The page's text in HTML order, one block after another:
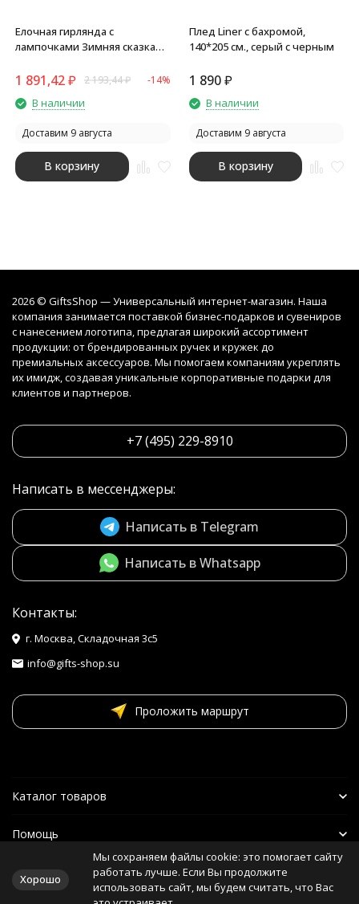
Елочная гирлянда с
лампочками Зимняя сказка
коробка с наполнителем-
1 891,42₽ 2 193,44₽ -14%
В наличии
Доставим 9 августа
В корзину
Плед Liner с бахромой,
140*205 см., серый с черным
1 890 ₽
В наличии
Доставим 9 августа
В корзину
2026 © GiftsShop — Универсальный интернет-магазин. Наша
компания занимается поставкой бизнес-подарков и сувениров
с нанесением логотипа, предлагая широкий ассортимент
продукции: от брендированных ручек и кружек до
премиальных аксессуаров. Мы помогаем компаниям укреплять
их имидж, создавая уникальные корпоративные подарки для
клиентов и партнеров.
+7 (495) 229-8910
Написать в мессенджеры:
Написать в Telegram
Написать в Whatsapp
Контакты:
г. Москва, Складочная 3с5
info@gifts-shop.su
Проложить маршрут
Каталог товаров
Помощь
Наши друзья
Хорошо
Мы сохраняем файлы cookie: это помогает сайту
работать лучше. Если Вы продолжите
использовать сайт, мы будем считать, что Вас